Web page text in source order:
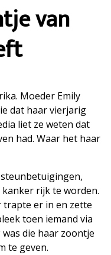
van
Moeder Emily
dat haar vierjarig
liet ze weten dat
had. Waar het haar
rijk te worden.
trapte er in en zette
toen iemand via
die haar zoontje
te geven.